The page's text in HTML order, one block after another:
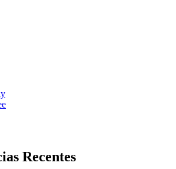
Recentes